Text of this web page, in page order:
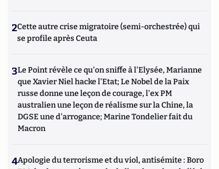
2Cette autre crise migratoire (semi-orchestrée) qui
se profile après Ceuta
3Le Point révèle ce qu'on sniffe à l'Elysée, Marianne
que Xavier Niel hacke l'Etat; Le Nobel de la Paix
russe donne une leçon de courage, l'ex PM
australien une leçon de réalisme sur la Chine, la
DGSE une d'arrogance; Marine Tondelier fait du
Macron
4Apologie du terrorisme et du viol, antisémite : Boro